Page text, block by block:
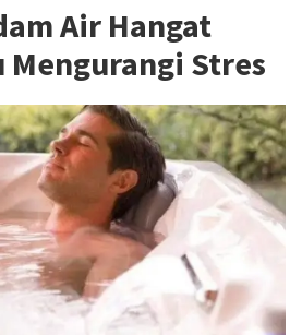
Air Hangat
Mengurangi Stres